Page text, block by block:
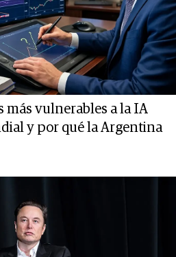
más vulnerables a la IA
y por qué la Argentina